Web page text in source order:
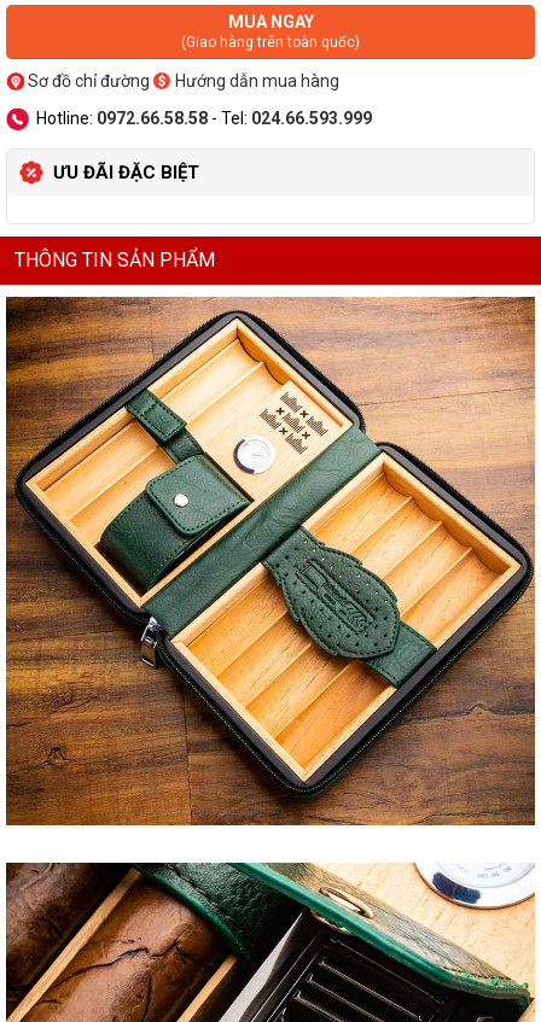
MUA NGAY
(Giao hàng trên toàn quốc)
Sơ đồ chỉ đường
Hướng dẫn mua hàng
Hotline: 0972.66.58.58 - Tel: 024.66.593.999
ƯU ĐÃI ĐẶC BIỆT
THÔNG TIN SẢN PHẨM